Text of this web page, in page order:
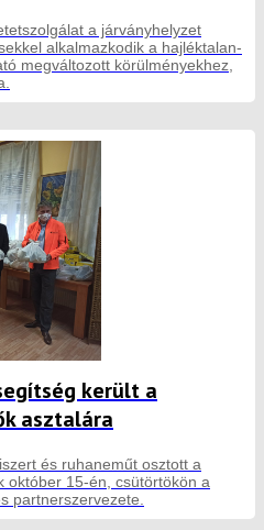
a járványhelyzet
alkalmazkodik a hajléktalan-
megváltozott körülményekhez,
került a
asztalára
és ruhaneműt osztott a
október 15-én, csütörtökön a
partnerszervezete.